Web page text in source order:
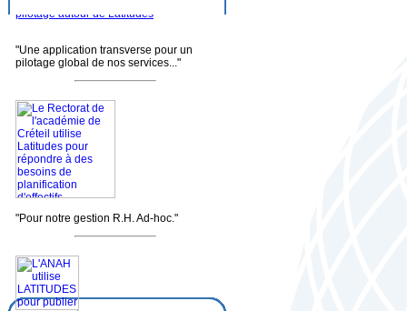
"Une application transverse pour un
pilotage global de nos services..."
"Pour notre gestion R.H. Ad-hoc."